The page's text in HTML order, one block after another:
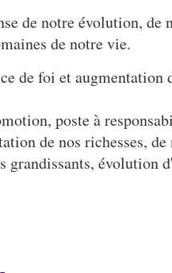
de notre évolution, de
de notre vie.
de foi et augmentation
poste à
de nos richesses, de
évolution